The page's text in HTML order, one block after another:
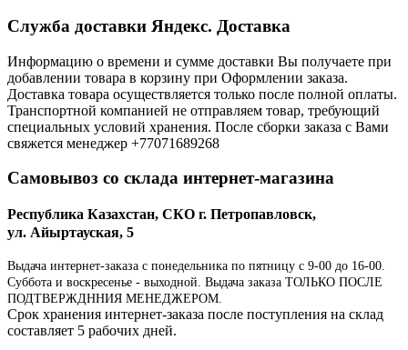
Служба доставки Яндекс. Доставка
Информацию о времени и сумме доставки Вы получаете при
добавлении товара в корзину при Оформлении заказа.
Доставка товара осуществляется только после полной оплаты.
Транспортной компанией не отправляем товар, требующий
специальных условий хранения. После сборки заказа с Вами
свяжется менеджер +77071689268
Самовывоз со склада интернет-магазина
Республика Казахстан, СКО г. Петропавловск,
ул. Айыртауская, 5
Выдача интернет-заказа с понедельника по пятницу с 9-00 до 16-00.
Суббота и воскресенье - выходной. Выдача заказа ТОЛЬКО ПОСЛЕ
ПОДТВЕРЖДННИЯ МЕНЕДЖЕРОМ.
Срок хранения интернет-заказа после поступления на склад
составляет 5 рабочих дней.